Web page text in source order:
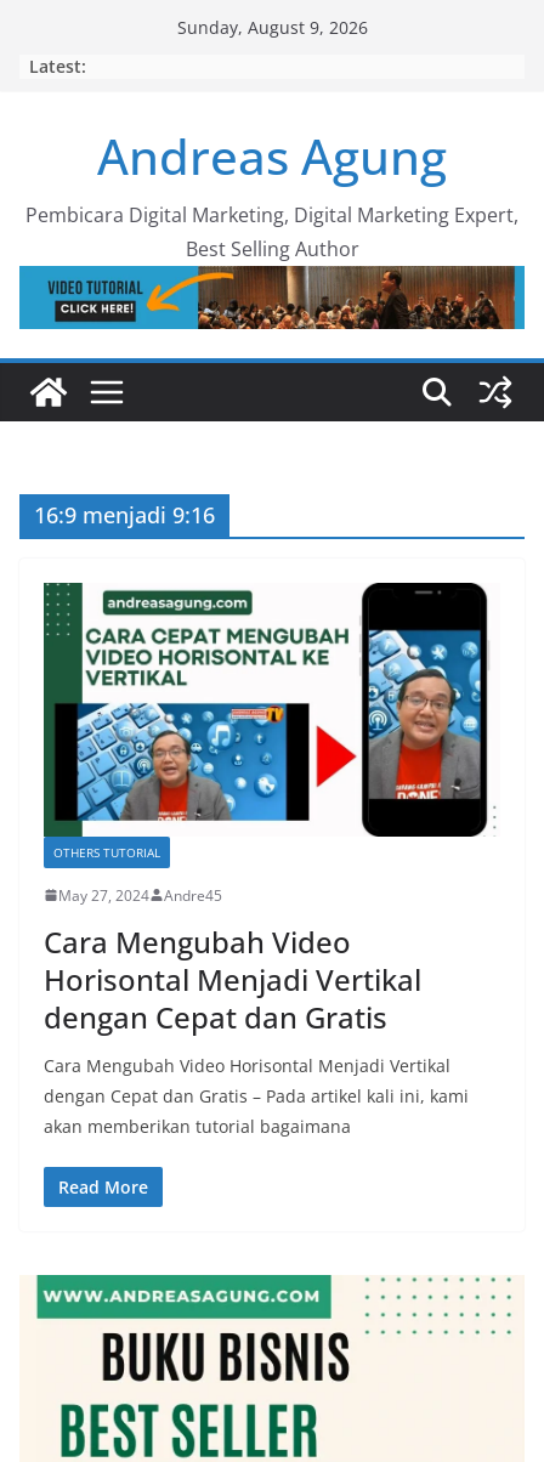
Sunday, August 9, 2026
Latest:
Andreas Agung
Pembicara Digital Marketing, Digital Marketing Expert,
Best Selling Author
16:9 menjadi 9:16
OTHERS TUTORIAL
May 27, 2024 Andre45
Cara Mengubah Video
Horisontal Menjadi Vertikal
dengan Cepat dan Gratis
Cara Mengubah Video Horisontal Menjadi Vertikal
dengan Cepat dan Gratis – Pada artikel kali ini, kami
akan memberikan tutorial bagaimana
Read More